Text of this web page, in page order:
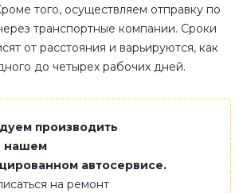
того, осуществляем отправку по
транспортные компании. Сроки
от расстояния и варьируются, как
до четырех рабочих дней.
производить
нашем
автосервисе.
на ремонт